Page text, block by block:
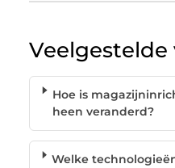
Veelgestelde
Hoe is
heen veranderd?
Welke